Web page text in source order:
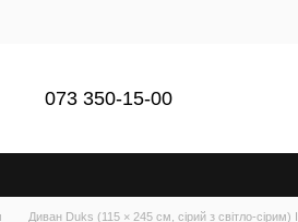
073 350-15-00
Диван Duks (115 × 245 см, сірий з світло-сірим)